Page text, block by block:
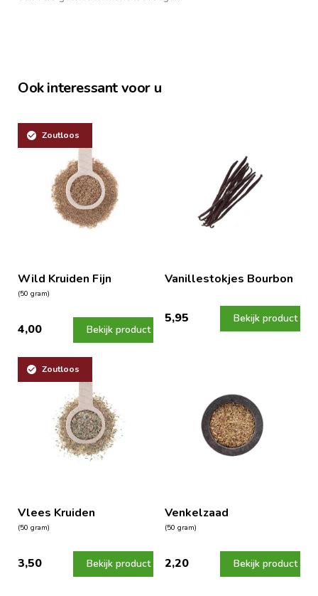
Ook interessant voor u
Zoutloos
Wild Kruiden Fijn
(50 gram)
4,00 Bekijk product
Vanillestokjes Bourbon
5,95 Bekijk product
Zoutloos
Vlees Kruiden
(50 gram)
3,50 Bekijk product
Venkelzaad
(50 gram)
2,20 Bekijk product